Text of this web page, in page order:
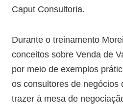
Caput Consultoria.
Durante o treinamento
conceitos sobre Venda de
por meio de exemplos
os consultores de negócios
trazer à mesa de